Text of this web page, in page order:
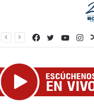
Twitter
Facebook